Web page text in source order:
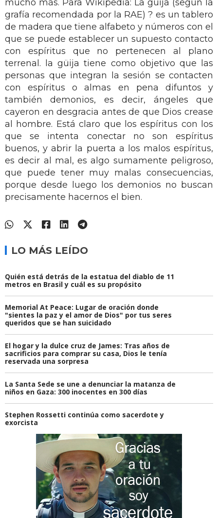
mucho más. Para Wikipedia: La güija (según la
grafía recomendada por la RAE) ? es un tablero
de madera que tiene alfabeto y números con el
que se puede establecer un supuesto contacto
con espíritus que no pertenecen al plano
terrenal. la güija tiene como objetivo que las
personas que integran la sesión se contacten
con espíritus o almas en pena difuntos y
también demonios, es decir, ángeles que
cayeron en desgracia antes de que Dios crease
al hombre. Está claro que los espíritus con los
que se intenta conectar no son espíritus
buenos, y abrir la puerta a los malos espíritus,
es decir al mal, es algo sumamente peligroso,
que puede tener muy malas consecuencias,
porque desde luego los demonios no buscan
precisamente hacernos el bien.
LO MÁS LEÍDO
Quién está detrás de la estatua del diablo de 11
metros en Brasil y cuál es su propósito
Memorial At Peace: Lugar de oración donde
"sientes la paz y el amor de Dios" por tus seres
queridos que se han suicidado
El hogar y la dulce cruz de James: Tras años de
sacrificios para comprar su casa, Dios le tenía
reservada una sorpresa
La Santa Sede se une a denunciar la matanza de
niños en Gaza: 300 inocentes en 300 días
Stephen Rossetti continúa como sacerdote y
exorcista